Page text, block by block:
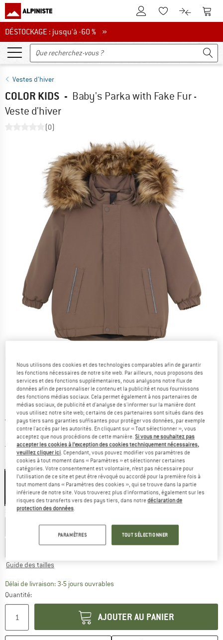
Vers le compte client
Vers la liste
Vers le
DÉSTOCKAGE : jusqu'à -60 %
DÉSTOCKAGE : jusqu'à -60 % »
Vestes d'hiver
COLOR KIDS - Baby's Parka with Fake Fur -
Veste d'hiver
(0)
Prix initial :
79,95€
Prix:
31,98€ TVA incl.
hors Frais de livraisonInformations sur les frais de livraison. Ouvre une
Couleur:Fossil
-60 % -60 % -60 %
Sélectionner taille:
EU80 EU86 EU92 EU98
EU110
Guide des tailles
Délai de livraison: 3-5 jours ouvrablesLe lien s'ouvre dans une boîte
Quantité:
AJOUTER AU PANIER
Nous utilisons des cookies et des technologies comparables afin de garantir
les fonctions nécessaires de notre site web. Par ailleurs, nous proposons des
services et des fonctions supplémentaires, nous analysons notre flux de
données afin de personnaliser le contenu et la publicité et nous fournissons
des fonctions médias sociaux. Cela permet également à nos partenaires de
médias sociaux, de publicité et d'analyse de s'informer sur la manière dont
vous utilisez notre site web; certains de ces partenaires sont situés dans des
pays tiers sans garanties suffisantes pour protéger vos données, par exemple
contre l'accès par les autorités. En cliquant sur « Tout sélectionner », vous
acceptez que nous procédions de cette manière.Si vous ne souhaitez pas
accepter les cookies à l’exception des cookies techniquement nécessaires,
veuillez cliquer ici. Cependant, vous pouvez modifier vos paramètres de
cookies à tout moment dans « Paramètres » et sélectionner certaines
catégories. Votre consentement est volontaire, n’est pas nécessaire pour
l’utilisation de ce site et peut être révoqué ou accordé pour la première fois à
tout moment dans « Paramètres des cookies », qui se trouve dans la partie
inférieure de notre site. Vous trouverez plus d'informations, également sur les
risques des transferts vers des pays tiers, dans notredéclaration de
protection des données.
PARAMÈTRES TOUT SÉLECTIONNER